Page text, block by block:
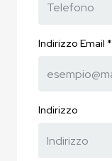
Indirizzo Email *
Indirizzo